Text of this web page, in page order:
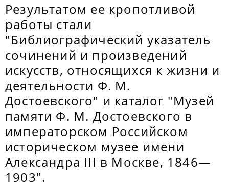
Результатом ее кропотливой
работы стали
"Библиографический указатель
сочинений и произведений
искусств, относящихся к жизни и
деятельности Ф. М.
Достоевского" и каталог "Музей
памяти Ф. М. Достоевского в
императорском Российском
историческом музее имени
Александра III в Москве, 1846—
1903".